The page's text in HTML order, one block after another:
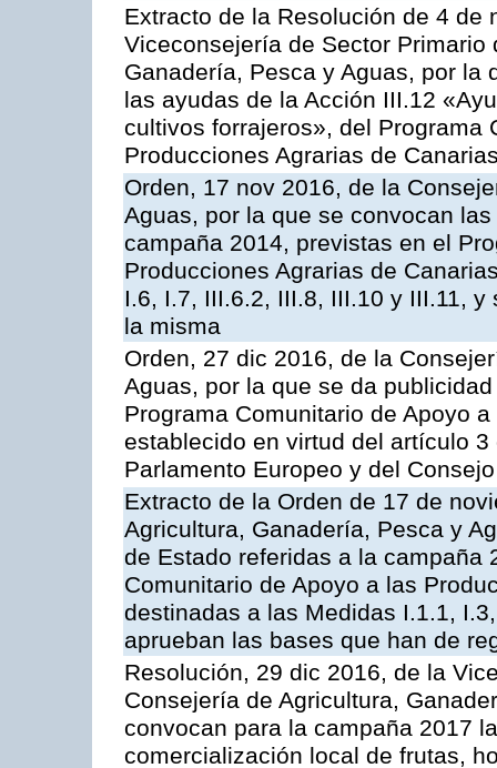
Extracto de la Resolución de 4 de
Viceconsejería de Sector
Ganadería, Pesca y Aguas, por la
las ayudas de la Acción III.12
cultivos forrajeros», del Programa
Producciones Agrarias de
Orden, 17 nov 2016, de la
Aguas, por la que se convocan
campaña 2014, previstas en el
Producciones Agrarias de
I.6, I.7, III.6.2, III.8, III.10 y III.11,
la misma
Orden, 27 dic 2016, de la
Aguas, por la que se da
Programa Comunitario de Apoyo
establecido en virtud del artículo
Parlamento Europeo y del Consejo
Extracto de la Orden de 17 de
Agricultura, Ganadería, Pesca y
de Estado referidas a la campaña
Comunitario de Apoyo a las
destinadas a las Medidas I.1.1,
aprueban las bases que han de
Resolución, 29 dic 2016, de la
Consejería de Agricultura,
convocan para la campaña 2017
comercialización local de frutas,